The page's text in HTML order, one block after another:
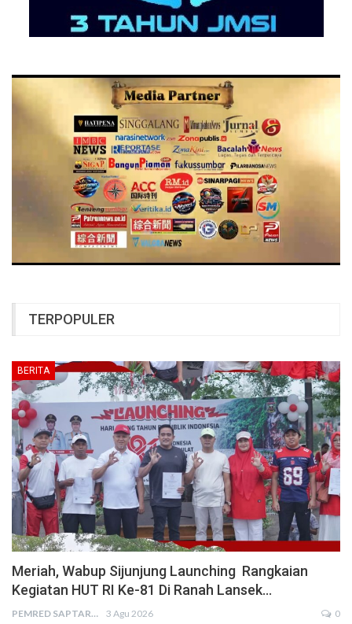
TERPOPULER
BERITA
Meriah, Wabup Sijunjung Launching Rangkaian
Kegiatan HUT RI Ke-81 Di Ranah Lansek…
PEMRED SAPTARIUS 3 Agu 2026 0